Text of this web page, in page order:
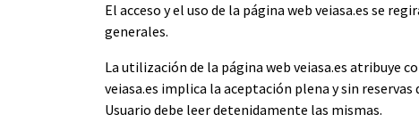
El acceso y el uso de la página web veiasa.es se
generales.
La utilización de la página web veiasa.es atribuye
veiasa.es implica la aceptación plena y sin
Usuario debe leer detenidamente las mismas.